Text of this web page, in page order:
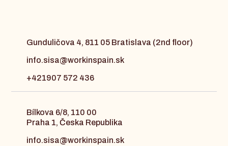
Gunduličova 4, 811 05 Bratislava (2nd floor)
info.sisa@workinspain.sk
+421907 572 436
Bílkova 6/8, 110 00
Praha 1, Česka Republika
info.sisa@workinspain.sk